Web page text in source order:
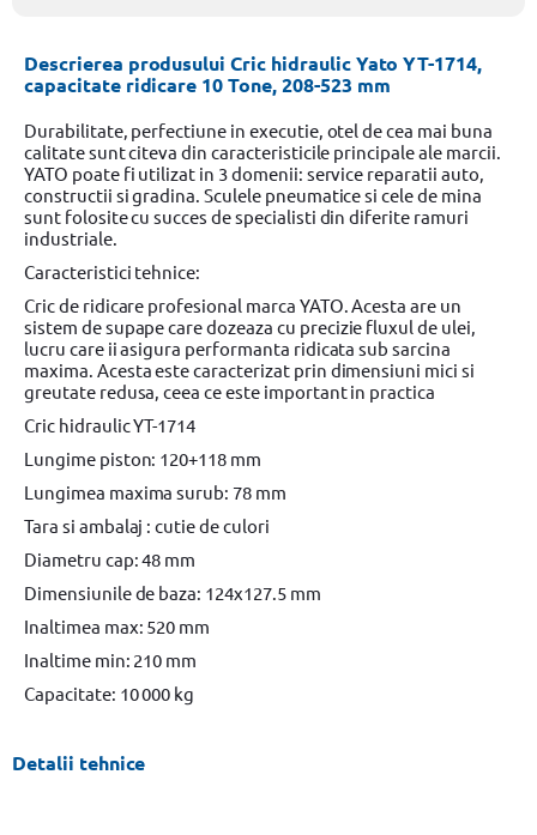
Descrierea produsului Cric hidraulic Yato YT-1714,
capacitate ridicare 10 Tone, 208-523 mm
Durabilitate, perfectiune in executie, otel de cea mai buna
calitate sunt citeva din caracteristicile principale ale marcii.
YATO poate fi utilizat in 3 domenii: service reparatii auto,
constructii si gradina. Sculele pneumatice si cele de mina
sunt folosite cu succes de specialisti din diferite ramuri
industriale.
Caracteristici tehnice:
Cric de ridicare profesional marca YATO. Acesta are un
sistem de supape care dozeaza cu precizie fluxul de ulei,
lucru care ii asigura performanta ridicata sub sarcina
maxima. Acesta este caracterizat prin dimensiuni mici si
greutate redusa, ceea ce este important in practica
Cric hidraulic YT-1714
Lungime piston: 120+118 mm
Lungimea maxima surub: 78 mm
Tara si ambalaj : cutie de culori
Diametru cap: 48 mm
Dimensiunile de baza: 124x127.5 mm
Inaltimea max: 520 mm
Inaltime min: 210 mm
Capacitate: 10 000 kg
Detalii tehnice